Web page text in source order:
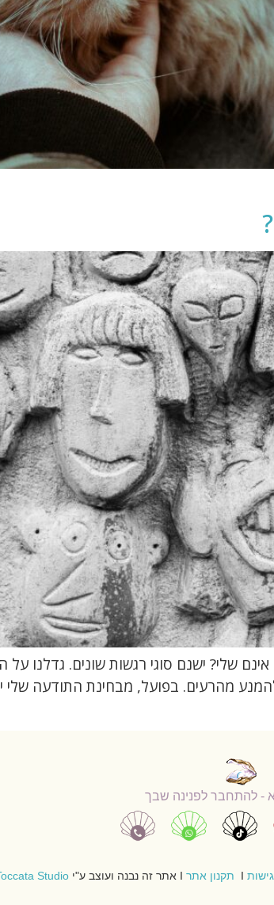
שלי? ישנם סוגי רגשות שונים. גדלנו
מהרעים. בפועל, מבחינת התודעה
- להתחבר לפנינה שבך
תקנון אתר Studio